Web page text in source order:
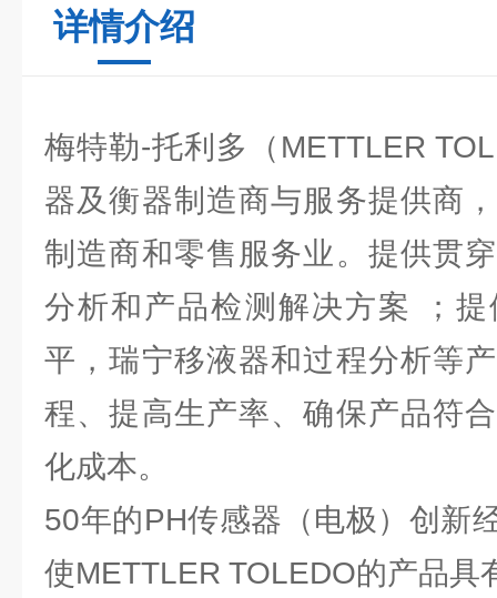
详情介绍
梅特勒-托利多（METTLER
器及衡器制造商与服务提供商
制造商和零售服务业。提供贯
分析和产品检测解决方案 ；
平，瑞宁移液器和过程分析等
程、提高生产率、确保产品符
化成本。
50年的PH传感器（电极）创新
使METTLER TOLEDO的产品具